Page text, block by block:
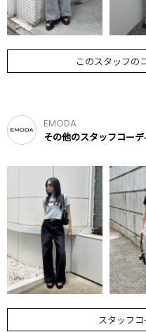
このスタッフの
EMODA
その他のスタッフコーデ
スタッフ